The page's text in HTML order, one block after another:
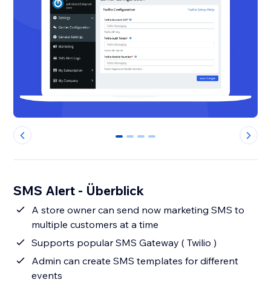
0 1 2 3
SMS Alert - Überblick
A store owner can send now marketing SMS to
multiple customers at a time
Supports popular SMS Gateway ( Twilio )
Admin can create SMS templates for different
events